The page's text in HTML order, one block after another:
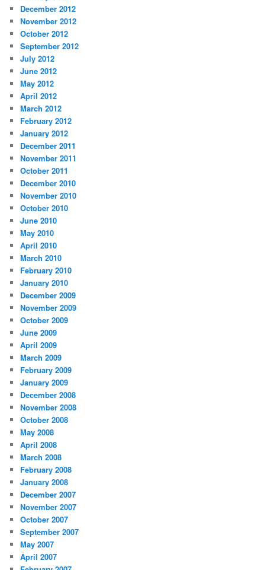
December 2012
November 2012
October 2012
September 2012
July 2012
June 2012
May 2012
April 2012
March 2012
February 2012
January 2012
December 2011
November 2011
October 2011
December 2010
November 2010
October 2010
June 2010
May 2010
April 2010
March 2010
February 2010
January 2010
December 2009
November 2009
October 2009
June 2009
April 2009
March 2009
February 2009
January 2009
December 2008
November 2008
October 2008
May 2008
April 2008
March 2008
February 2008
January 2008
December 2007
November 2007
October 2007
September 2007
May 2007
April 2007